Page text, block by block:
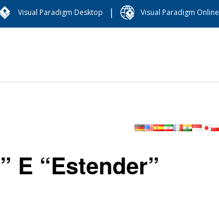
Visual Paradigm Desktop | Visual Paradigm Online
E “Estender”